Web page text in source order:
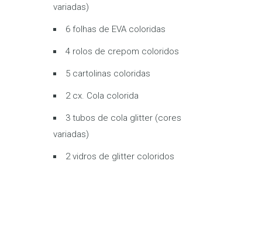
variadas)
6 folhas de EVA coloridas
4 rolos de crepom coloridos
5 cartolinas coloridas
2 cx. Cola colorida
3 tubos de cola glitter (cores
variadas)
2 vidros de glitter coloridos